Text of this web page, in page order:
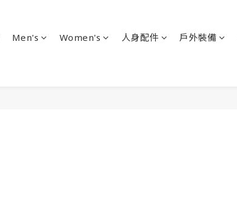
Men's Women's 人身配件 戶外裝備